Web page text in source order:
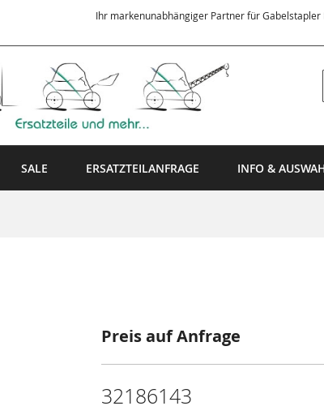
Ihr markenunabhängiger Partner für
SALE ERSATZTEILANFRAGE INFO &
Preis auf Anfrage
32186143